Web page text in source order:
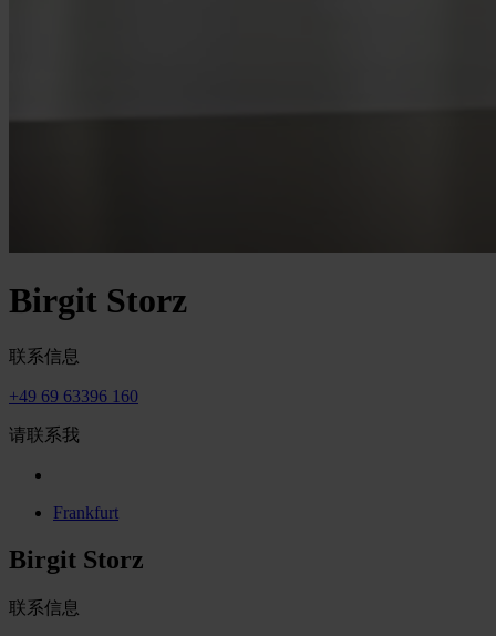
Birgit Storz
联系信息
+49 69 63396 160
请联系我
Frankfurt
Birgit Storz
联系信息